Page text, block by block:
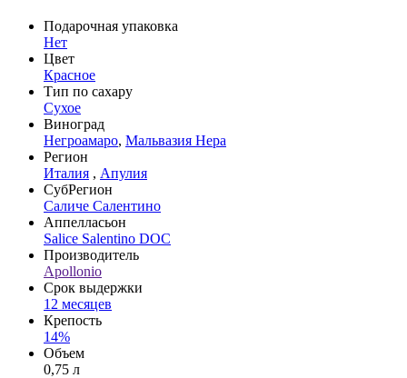
Подарочная упаковка
Нет
Цвет
Красное
Тип по сахару
Сухое
Виноград
Негроамаро, Мальвазия Нера
Регион
Италия , Апулия
СубРегион
Саличе Салентино
Аппелласьон
Salice Salentino DOC
Производитель
Apollonio
Срок выдержки
12 месяцев
Крепость
14%
Объем
0,75 л